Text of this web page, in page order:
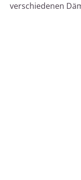
verschiedenen